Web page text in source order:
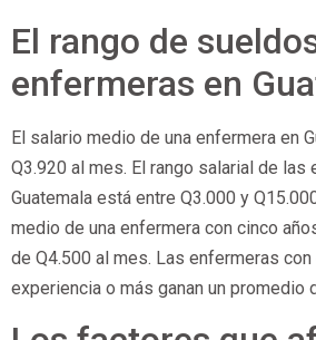
El rango de
enfermeras en
El salario medio de una enfermera en
Q3.920 al mes. El rango salarial de las
Guatemala está entre Q3.000 y
medio de una enfermera con cinco
de Q4.500 al mes. Las enfermeras
experiencia o más ganan un promedio